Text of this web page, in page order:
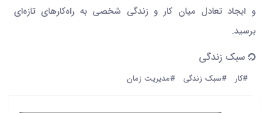
و ایجاد تعادل میان کار و زندگی شخصی به راه‌کارهای تازه‌ای
برسید.
سبک زندگی
#کار #سبک زندگی #مدیریت زمان